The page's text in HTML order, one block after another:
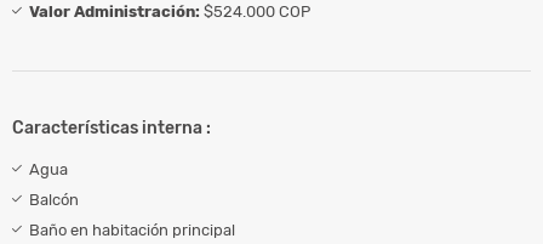
Valor Administración: $524.000 COP
Características interna :
Agua
Balcón
Baño en habitación principal